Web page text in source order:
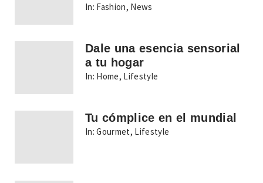
In: Fashion, News
Dale una esencia sensorial
a tu hogar
In: Home, Lifestyle
Tu cómplice en el mundial
In: Gourmet, Lifestyle